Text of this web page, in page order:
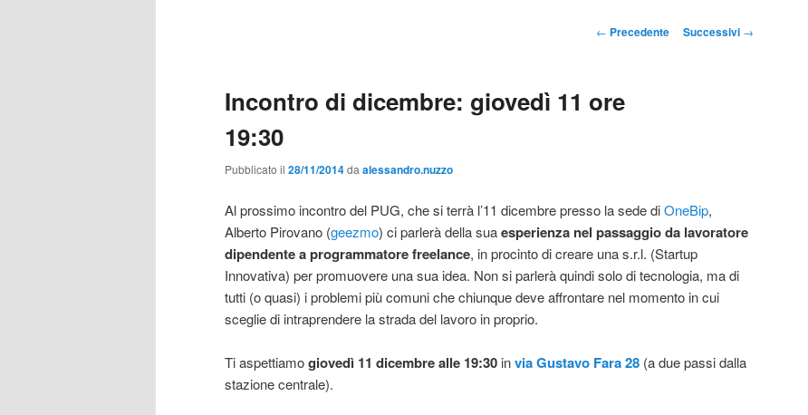
Navigazione
← Precedente Successivi →
Incontro di dicembre: giovedì 11 ore
19:30
Pubblicato il 28/11/2014da alessandro.nuzzo
Al prossimo incontro del PUG, che si terrà l’11 dicembre presso la sede diOneBip,
Alberto Pirovano (geezmo) ci parlerà della suaesperienza nel passaggio da lavoratore
dipendente a programmatore freelance, in procinto di creare una s.r.l. (Startup
Innovativa) per promuovere una sua idea. Non si parlerà quindi solo di tecnologia, ma di
tutti (o quasi) i problemi più comuni che chiunque deve affrontare nel momento in cui
sceglie di intraprendere la strada del lavoro in proprio.
Ti aspettiamogiovedì 11 dicembre alle 19:30 invia Gustavo Fara 28 (a due passi dalla
stazione centrale).